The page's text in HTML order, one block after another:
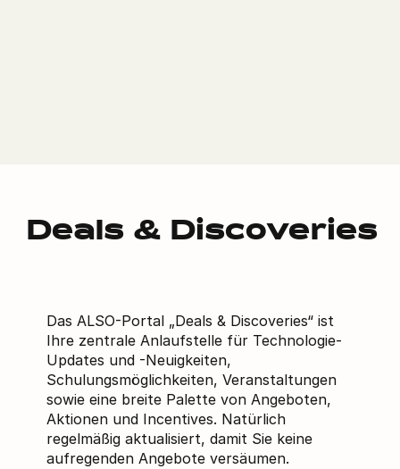
Deals & Discoveries
Das ALSO-Portal „Deals & Discoveries“ ist
Ihre zentrale Anlaufstelle für Technologie-
Updates und -Neuigkeiten,
Schulungsmöglichkeiten, Veranstaltungen
sowie eine breite Palette von Angeboten,
Aktionen und Incentives. Natürlich
regelmäßig aktualisiert, damit Sie keine
aufregenden Angebote versäumen.